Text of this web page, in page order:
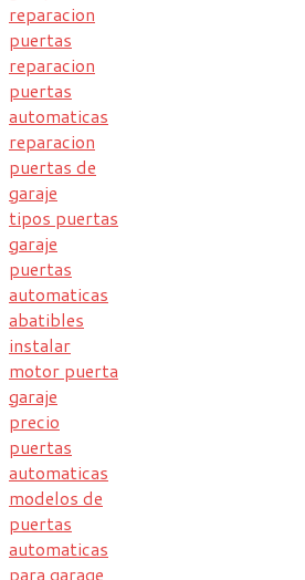
reparacion
puertas
reparacion
puertas
automaticas
reparacion
puertas de
garaje
tipos puertas
garaje
puertas
automaticas
abatibles
instalar
motor puerta
garaje
precio
puertas
automaticas
modelos de
puertas
automaticas
para garage